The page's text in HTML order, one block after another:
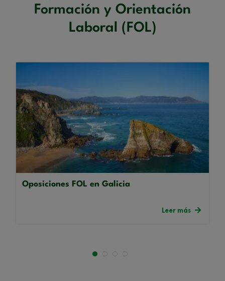
Formación y Orientación
Laboral (FOL)
Oposiciones FOL en Galicia
Leer más